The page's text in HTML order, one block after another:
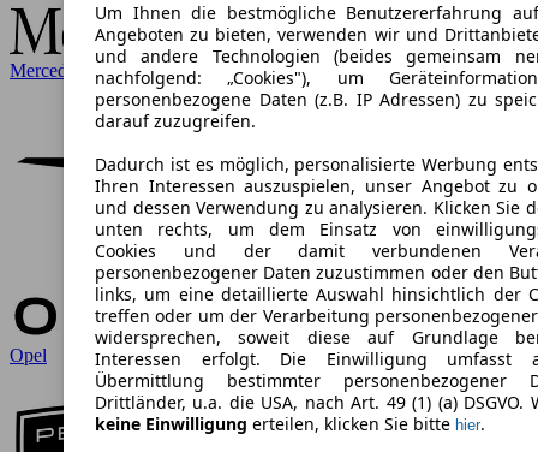
Mercedes-Benz
Opel
Um Ihnen die bestmögliche Benutzererfahrung
Angeboten zu bieten, verwenden wir und
und andere Technologien (beides gemeinsam
nachfolgend: „Cookies"), um
personenbezogene Daten (z.B. IP Adressen) zu
darauf zuzugreifen.
Dadurch ist es möglich, personalisierte Werbung
Ihren Interessen auszuspielen, unser Angebot zu
und dessen Verwendung zu analysieren. Klicken Sie
unten rechts, um dem Einsatz von
Cookies und der damit verbundenen
personenbezogener Daten zuzustimmen oder den
links, um eine detaillierte Auswahl hinsichtlich der
treffen oder um der Verarbeitung
widersprechen, soweit diese auf Grundlage
Interessen erfolgt. Die Einwilligung umfasst
Übermittlung bestimmter personenbezogener
Drittländer, u.a. die USA, nach Art. 49 (1) (a) DSGVO.
keine Einwilligung erteilen, klicken Sie bitte hier.